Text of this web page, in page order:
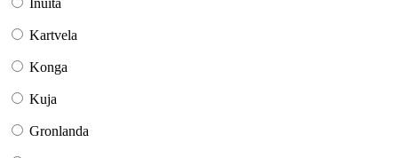
Kartvela
Konga
Kuja
Gronlanda